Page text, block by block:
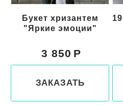
Букет хризантем
"Яркие эмоции"
3 850
ЗАКАЗАТЬ